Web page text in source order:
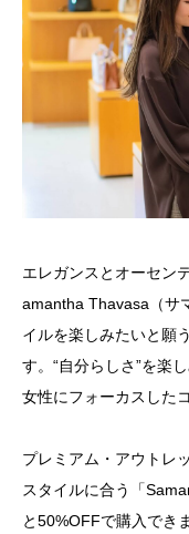
エレガンスとオーセン
amantha Thavasa（サ
イルを楽しみたいと願
す。“自分らしさ”を楽
女性にフォーカスした
プレミアム・アウトレ
スタイルに合う「
と50%OFFで購入でき